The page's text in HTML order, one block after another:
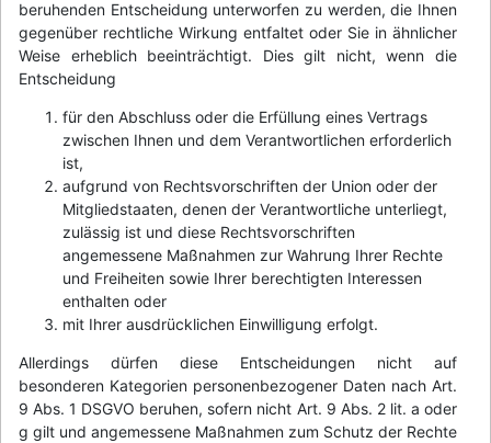
beruhenden Entscheidung unterworfen zu werden, die Ihnen
gegenüber rechtliche Wirkung entfaltet oder Sie in ähnlicher
Weise erheblich beeinträchtigt. Dies gilt nicht, wenn die
Entscheidung
für den Abschluss oder die Erfüllung eines Vertrags
zwischen Ihnen und dem Verantwortlichen erforderlich
ist,
aufgrund von Rechtsvorschriften der Union oder der
Mitgliedstaaten, denen der Verantwortliche unterliegt,
zulässig ist und diese Rechtsvorschriften
angemessene Maßnahmen zur Wahrung Ihrer Rechte
und Freiheiten sowie Ihrer berechtigten Interessen
enthalten oder
mit Ihrer ausdrücklichen Einwilligung erfolgt.
Allerdings dürfen diese Entscheidungen nicht auf
besonderen Kategorien personenbezogener Daten nach Art.
9 Abs. 1 DSGVO beruhen, sofern nicht Art. 9 Abs. 2 lit. a oder
g gilt und angemessene Maßnahmen zum Schutz der Rechte